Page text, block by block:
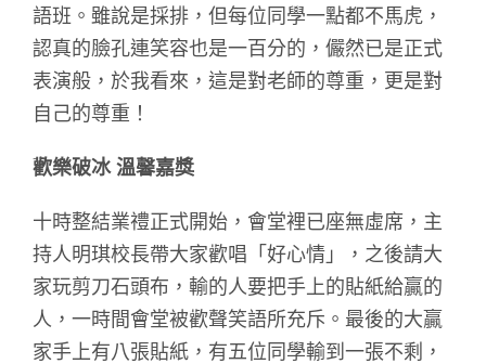
語班。雖說是採排，但每位同學一點都不馬虎，
認真的臉孔連笑容也是一百分的，儼然已是正式
表演般，於我看來，這是對老師的尊重，更是對
自己的尊重！
歡樂破冰 溫馨嘉獎
十時整結業禮正式開始，會堂裡已座無虛席，主
持人明琪校長帶大家歡唱「好心情」，之後請大
家玩剪刀石頭布，輸的人要把手上的貼紙給贏的
人，一時間會堂被歡聲笑語所充斥。最後的大贏
家手上有八張貼紙，有五位同學輸到一張不剩，